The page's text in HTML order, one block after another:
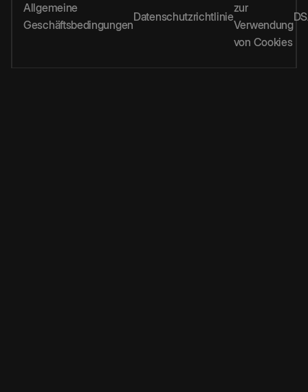
Allgemeine
Geschäftsbedingungen
Datenschutzrichtlinie
zur
Verwendung
von Cookies